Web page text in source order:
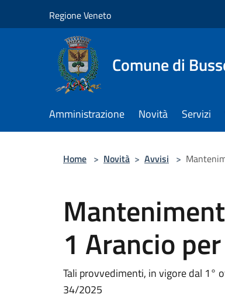
Regione Veneto
Comune di
Amministrazione Novità Servizi
Home > Novità > Avvisi >
1 Arancio
Tali provvedimenti, in vigore dal 1°
34/2025